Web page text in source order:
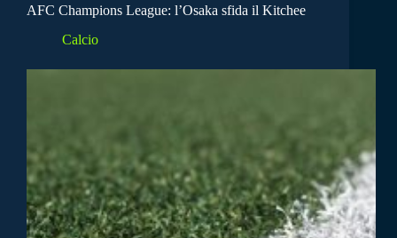
AFC Champions League: l’Osaka sfida il Kitchee
Calcio